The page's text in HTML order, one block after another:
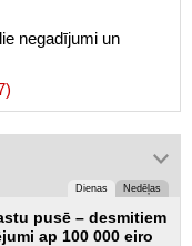
negadījumi un
Dienas Nedēļas
pusē – desmitiem
ap 100 000 eiro